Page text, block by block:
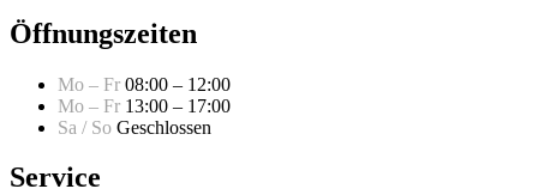
Öffnungszeiten
Mo – Fr 08:00 – 12:00
Mo – Fr 13:00 – 17:00
Sa / So Geschlossen
Service